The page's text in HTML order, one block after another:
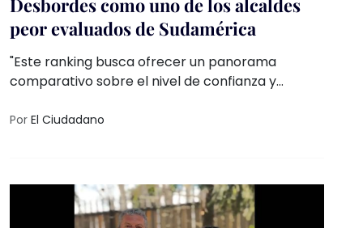
Desbordes como uno de los alcaldes
peor evaluados de Sudamérica
"Este ranking busca ofrecer un panorama
comparativo sobre el nivel de confianza y
locales, en un contexto marcado por desafíos
estudio, que además evaluó el desempeño de los
equipos de trabajo de los municipios.
Por El Ciudadano